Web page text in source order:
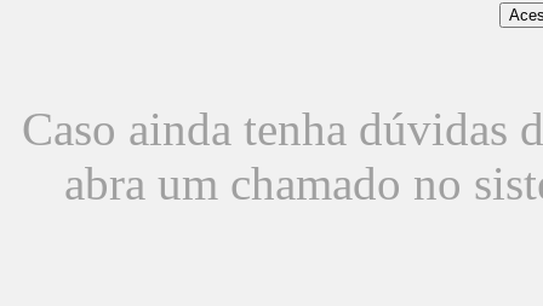
Caso ainda tenha dúvidas
abra um chamado no